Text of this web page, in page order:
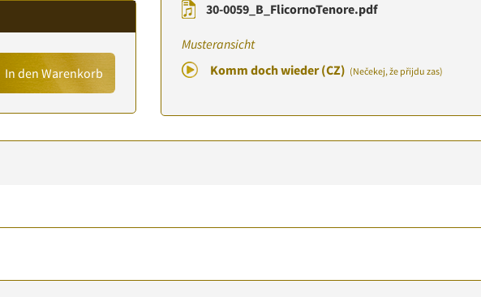
In den Warenkorb
30-0059_B_FlicornoTenore.pdf
Musteransicht
Komm doch wieder (CZ) (Nečekej, že přijdu zas)